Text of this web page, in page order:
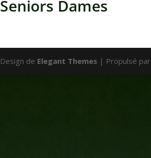
Seniors Dames
Design de Elegant Themes | Propulsé par